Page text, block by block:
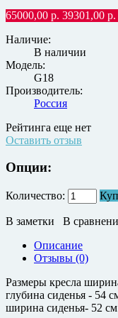
65000,00 р. 39301,00 р.
Наличие:
В наличии
Модель:
G18
Производитель:
Россия
Рейтинга еще нет
Оставить отзыв
Опции:
Количество:
В заметки
В
Описание
Отзывы (0)
Размеры кресла
глубина сиденья - 54
ширина сиденья- 52